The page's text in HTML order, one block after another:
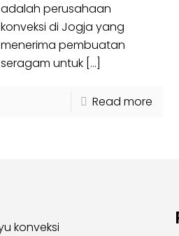
adalah perusahaan
konveksi di Jogja yang
menerima pembuatan
seragam untuk[…]
Read more